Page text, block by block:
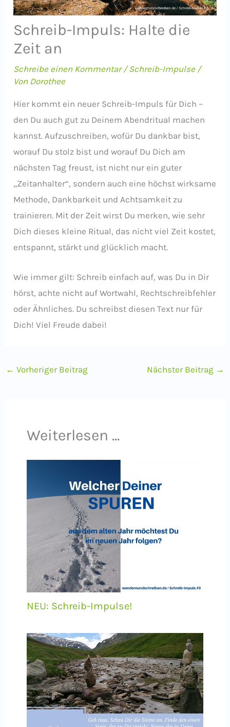
Schreib-Impuls: Halte die
Zeit an
Schreibe einen Kommentar /Schreib-Impulse /
Von Dorothee
Hier kommt ein neuer Schreib-Impuls für Dich –
den Du auch gut zu Deinem Abendritual machen
kannst. Aufzuschreiben, wofür Du dankbar bist,
worauf Du stolz bist und worauf Du Dich am
nächsten Tag freust, ist nicht nur ein guter
„Zeitanhalter“, sondern auch eine höchst wirksame
Methode, Dankbarkeit und Achtsamkeit zu
trainieren. Mit der Zeit wirst Du merken, wie sehr
Dich dieses kleine Ritual, das nicht viel Zeit kostet,
entspannt, stärkt und glücklich macht.
Wie immer gilt: Schreib einfach auf, was Du in Dir
hörst, achte nicht auf Wortwahl, Rechtschreibfehler
oder Ähnliches. Du schreibst diesen Text nur für
Dich! Viel Freude dabei!
← Vorheriger Beitrag Nächster Beitrag →
Weiterlesen ...
NEU: Schreib-Impulse!